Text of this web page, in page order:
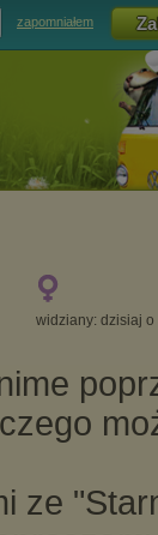
zapomniałem
widziany: dzisiaj o